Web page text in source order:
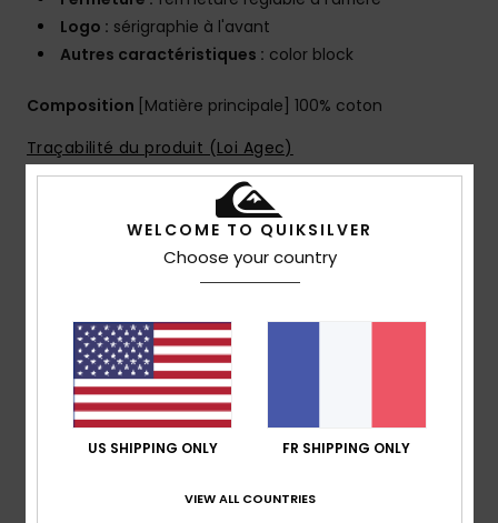
Logo : sérigraphie à l'avant
Autres caractéristiques : color block
Composition [Matière principale] 100% coton
Traçabilité du produit (Loi Agec)
Livraison & Retours
Avis clients
Note moyenne
5.0
WELCOME TO QUIKSILVER
Choose your country
US SHIPPING ONLY FR SHIPPING ONLY
VIEW ALL COUNTRIES